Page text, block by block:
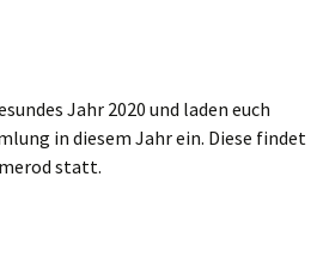
Jahr 2020 und laden euch
in diesem Jahr ein. Diese findet
statt.